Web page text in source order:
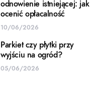
odnowienie istniejącej: jak
ocenić opłacalność
10/06/2026
Parkiet czy płytki przy
wyjściu na ogród?
05/06/2026